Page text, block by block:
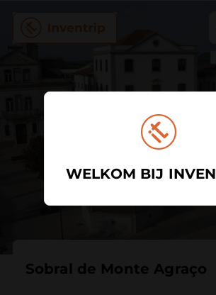
Sobral de Monte Agraço
WELKOM BIJ